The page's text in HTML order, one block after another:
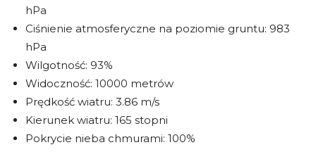
hPa
Ciśnienie atmosferyczne na poziomie gruntu: 983
hPa
Wilgotność: 93%
Widoczność: 10000 metrów
Prędkość wiatru: 3.86 m/s
Kierunek wiatru: 165 stopni
Pokrycie nieba chmurami: 100%